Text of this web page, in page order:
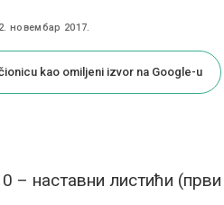
новембар 2017.
kao omiljeni izvor na Google-u
– наставни листићи